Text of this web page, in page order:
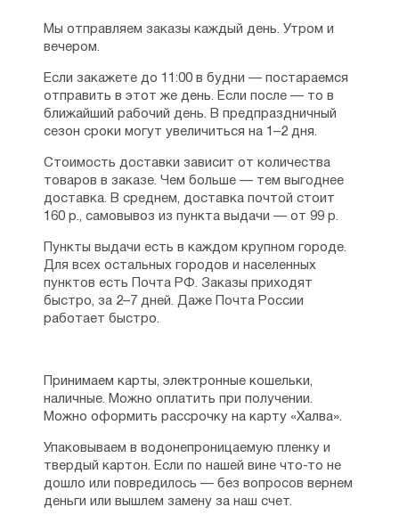
Мы отправляем заказы каждый день. Утром и
вечером.
Если закажете до 11:00 в будни — постараемся
отправить в этот же день. Если после — то в
ближайший рабочий день. В предпраздничный
сезон сроки могут увеличиться на 1–2 дня.
Стоимость доставки зависит от количества
товаров в заказе. Чем больше — тем выгоднее
доставка. В среднем, доставка почтой стоит
160 р., самовывоз из пункта выдачи — от 99 р.
Пункты выдачи есть в каждом крупном городе.
Для всех остальных городов и населенных
пунктов есть Почта РФ. Заказы приходят
быстро, за 2–7 дней. Даже Почта России
работает быстро.
Принимаем карты, электронные кошельки,
наличные. Можно оплатить при получении.
Можно оформить рассрочку на карту «Халва».
Упаковываем в водонепроницаемую пленку и
твердый картон. Если по нашей вине что-то не
дошло или повредилось — без вопросов вернем
деньги или вышлем замену за наш счет.